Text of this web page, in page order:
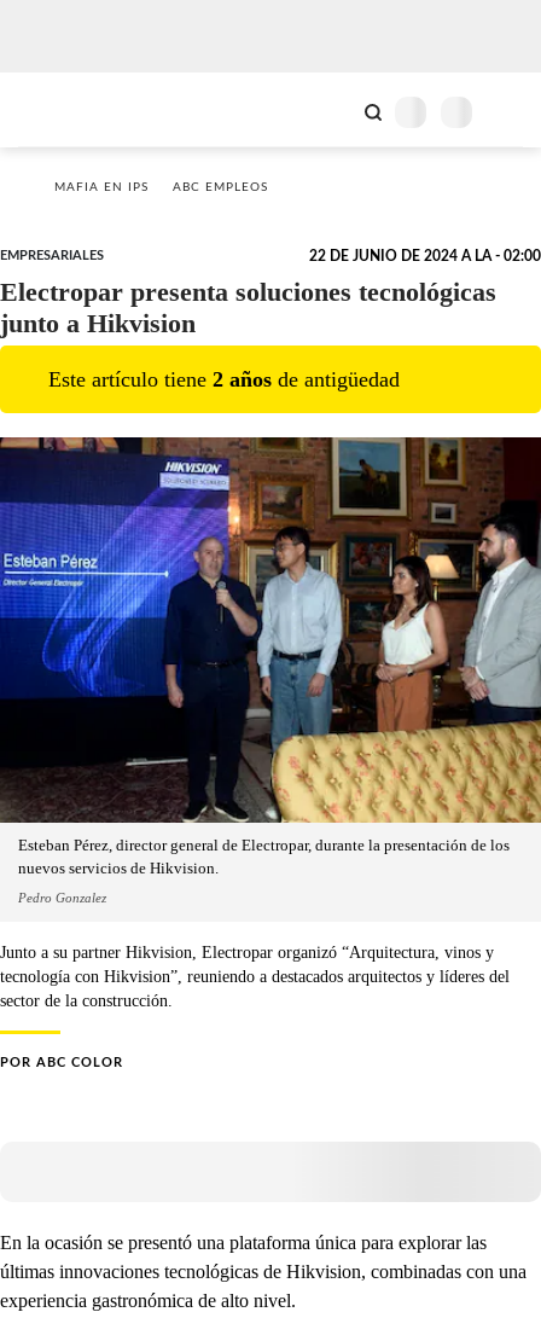
MAFIA EN IPS ABC EMPLEOS
EMPRESARIALES 22 DE JUNIO DE 2024 A LA - 02:00
Electropar presenta soluciones tecnológicas
junto a Hikvision
Este artículo tiene 2 años de antigüedad
Esteban Pérez, director general de Electropar, durante la presentación de los
nuevos servicios de Hikvision.
Pedro Gonzalez
Junto a su partner Hikvision, Electropar organizó “Arquitectura, vinos y
tecnología con Hikvision”, reuniendo a destacados arquitectos y líderes del
sector de la construcción.
POR ABC COLOR
En la ocasión se presentó una plataforma única para explorar las
últimas innovaciones tecnológicas de Hikvision, combinadas con una
experiencia gastronómica de alto nivel.